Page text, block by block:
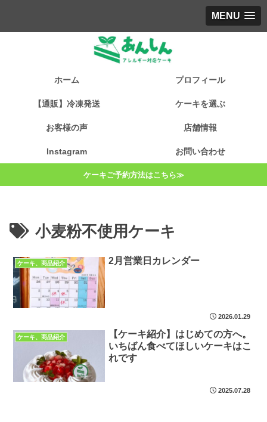
MENU
ホーム プロフィール
【通販】冷凍発送 ケーキを選ぶ
お客様の声 店舗情報
Instagram お問い合わせ
ケーキご予約方法はこちら≫
小麦粉不使用ケーキ
ケーキ、商品紹介 2月営業日カレンダー
2026.01.29
ケーキ、商品紹介
【ケーキ紹介】はじめての方へ。
いちばん食べてほしいケーキはこ
れです
2025.07.28